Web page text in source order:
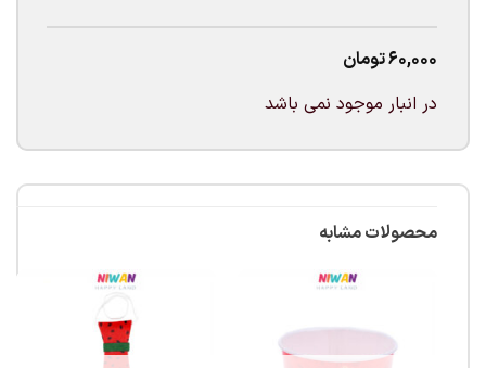
60,000تومان
در انبار موجود نمی باشد
محصولات مشابه